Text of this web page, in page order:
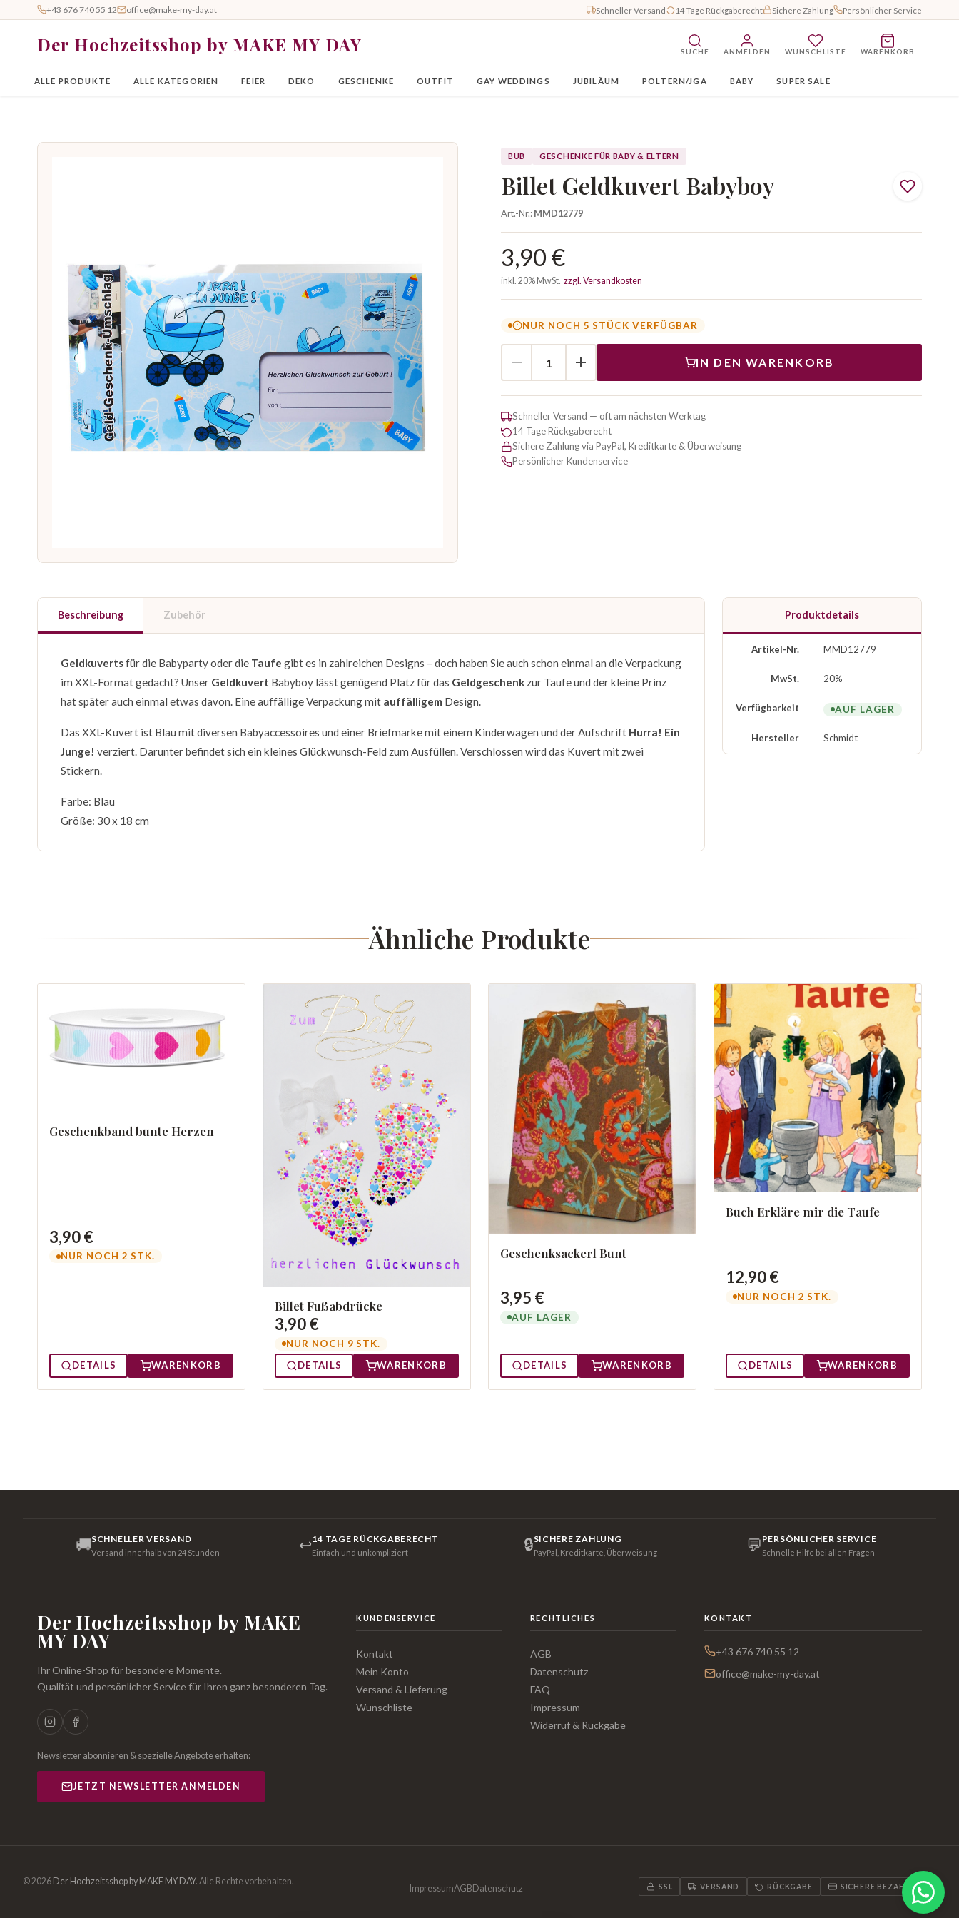
+43 676 740 55 12 office@make-my-day.at Schneller Versand 14 Tage Rückgaberecht Sichere Zahlung Persönlicher Service
Der Hochzeitsshop by MAKE MY DAY SUCHE ANMELDEN WUNSCHLISTE WARENKORB
ALLE PRODUKTE ALLE KATEGORIEN FEIER DEKO GESCHENKE OUTFIT GAY WEDDINGS JUBILÄUM POLTERN/JGA BABY SUPER SALE
BUB GESCHENKE FÜR BABY & ELTERN
Billet Geldkuvert Babyboy
Art.-Nr.:MMD12779
3,90 €
inkl. 20% MwSt. zzgl. Versandkosten
NUR NOCH 5 STÜCK VERFÜGBAR
IN DEN WARENKORB
Schneller Versand — oft am nächsten Werktag
14 Tage Rückgaberecht
Sichere Zahlung via PayPal, Kreditkarte & Überweisung
Persönlicher Kundenservice
Beschreibung Zubehör
Geldkuvertsfür die Babyparty oder die Taufe gibt es in zahlreichen Designs – doch haben Sie auch schon einmal an die Verpackung
im XXL-Format gedacht? Unser Geldkuvert Babyboy lässt genügend Platz für das Geldgeschenk zur Taufe und der kleine Prinz
hat später auch einmal etwas davon. Eine auffällige Verpackung mit auffälligem Design.
Das XXL-Kuvert ist Blau mit diversen Babyaccessoires und einer Briefmarke mit einem Kinderwagen und der Aufschrift Hurra! Ein
Junge! verziert. Darunter befindet sich ein kleines Glückwunsch-Feld zum Ausfüllen. Verschlossen wird das Kuvert mit zwei
Stickern.
Farbe: Blau
Größe: 30 x 18 cm
Produktdetails
Artikel-Nr. MMD12779
MwSt. 20%
Verfügbarkeit AUF LAGER
Hersteller Schmidt
Ähnliche Produkte
Geschenkband bunte Herzen
3,90 €
NUR NOCH 2 STK.
DETAILS WARENKORB
Billet Fußabdrücke
3,90 €
NUR NOCH 9 STK.
DETAILS
WARENKORB
Geschenksackerl Bunt
3,95 €
AUF LAGER
DETAILS WARENKORB
Buch Erkläre mir die Taufe
12,90 €
NUR NOCH 2 STK.
DETAILS WARENKORB
🚚SCHNELLER VERSAND
Versand innerhalb von 24 Stunden ↩14 TAGE RÜCKGABERECHT
Einfach und unkompliziert 🔒SICHERE ZAHLUNG
PayPal, Kreditkarte, Überweisung 💬 PERSÖNLICHER SERVICE
Schnelle Hilfe bei allen Fragen
Der Hochzeitsshop by MAKE
MY DAY
Ihr Online-Shop für besondere Momente.
Qualität und persönlicher Service für Ihren ganz besonderen Tag.
Newsletter abonnieren & spezielle Angebote erhalten:
JETZT NEWSLETTER ANMELDEN
KUNDENSERVICE
Kontakt
Mein Konto
Versand & Lieferung
Wunschliste
RECHTLICHES
AGB
Datenschutz
FAQ
Impressum
Widerruf & Rückgabe
KONTAKT
+43 676 740 55 12
office@make-my-day.at
© 2026 Der Hochzeitsshop by MAKE MY DAY. Alle Rechte vorbehalten.
ImpressumAGB Datenschutz SSL VERSAND RÜCKGABE SICHERE BEZAHLUNG